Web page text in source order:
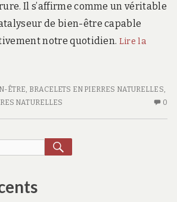
Il s’affirme comme un véritable
de bien-être capable
notre quotidien. Lire la
ÊTRE, BRACELETS EN PIERRES NATURELLES,
NATURELLES 0